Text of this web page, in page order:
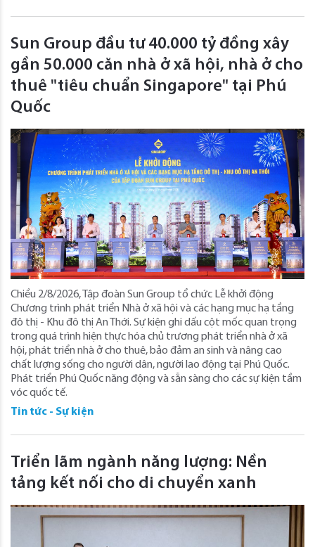
Sun Group đầu tư 40.000 tỷ đồng xây
gần 50.000 căn nhà ở xã hội, nhà ở cho
thuê "tiêu chuẩn Singapore" tại Phú
Quốc
Chiều 2/8/2026, Tập đoàn Sun Group tổ chức Lễ khởi động
Chương trình phát triển Nhà ở xã hội và các hạng mục hạ tầng
đô thị - Khu đô thị An Thới. Sự kiện ghi dấu cột mốc quan trọng
trong quá trình hiện thực hóa chủ trương phát triển nhà ở xã
hội, phát triển nhà ở cho thuê, bảo đảm an sinh và nâng cao
chất lượng sống cho người dân, người lao động tại Phú Quốc.
Phát triển Phú Quốc năng động và sẵn sàng cho các sự kiện tầm
vóc quốc tế.
Tin tức - Sự kiện
Triển lãm ngành năng lượng: Nền
tảng kết nối cho di chuyển xanh